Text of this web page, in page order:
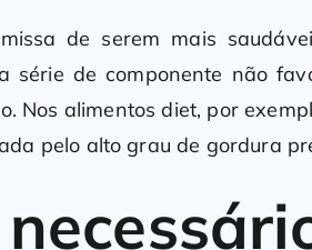
de serem mais
série de componente não
Nos alimentos diet, por
pelo alto grau de gordura